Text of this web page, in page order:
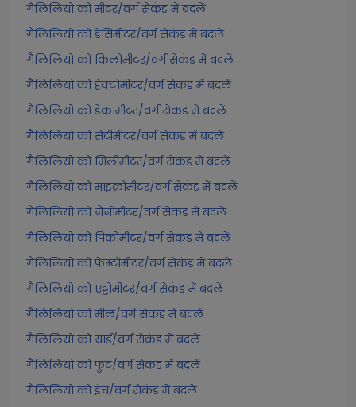
गैलिलियो को मीटर/वर्ग सेकंड में बदलें
गैलिलियो को डेसिमीटर/वर्ग सेकंड में बदलें
गैलिलियो को किलोमीटर/वर्ग सेकंड में बदलें
गैलिलियो को हेक्टोमीटर/वर्ग सेकंड में बदलें
गैलिलियो को डेकामीटर/वर्ग सेकंड में बदलें
गैलिलियो को सेंटीमीटर/वर्ग सेकंड में बदलें
गैलिलियो को मिलीमीटर/वर्ग सेकंड में बदलें
गैलिलियो को माइक्रोमीटर/वर्ग सेकंड में बदलें
गैलिलियो को नैनोमीटर/वर्ग सेकंड में बदलें
गैलिलियो को पिकोमीटर/वर्ग सेकंड में बदलें
गैलिलियो को फेम्टोमीटर/वर्ग सेकंड में बदलें
गैलिलियो को एट्टोमीटर/वर्ग सेकंड में बदलें
गैलिलियो को मील/वर्ग सेकंड में बदलें
गैलिलियो को यार्ड/वर्ग सेकंड में बदलें
गैलिलियो को फुट/वर्ग सेकंड में बदलें
गैलिलियो को इंच/वर्ग सेकंड में बदलें